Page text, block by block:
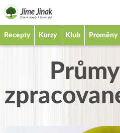
Recepty Kurzy Klub Proměny